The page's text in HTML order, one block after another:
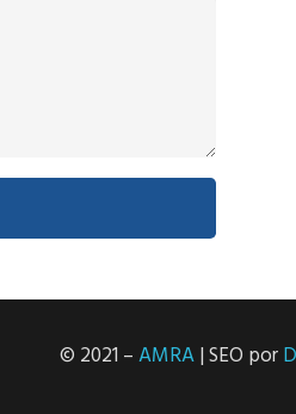
© 2021 –AMRA| SEO por